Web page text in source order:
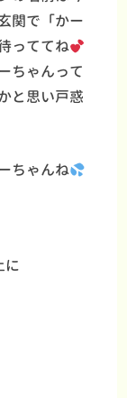
関で「かー
っててね
ちゃんって
と思い戸惑
ちゃんね
に